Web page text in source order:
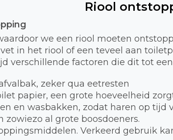
Riool
we een riool moeten
in het riool of een teveel aan
verschillende factoren die dit tot
zeker qua eetresten
papier, een grote hoeveelheid
en wasbakken, zodat haren op tijd
zowiezo al grote boosdoeners.
Verkeerd gebruik